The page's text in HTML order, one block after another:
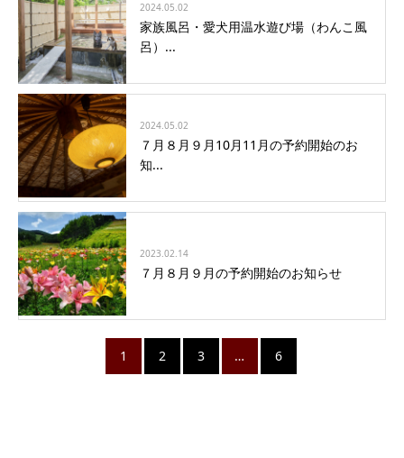
2024.05.02
家族風呂・愛犬用温水遊び場（わんこ風
呂）...
2024.05.02
７月８月９月10月11月の予約開始のお
知...
2023.02.14
７月８月９月の予約開始のお知らせ
1 2 3 … 6